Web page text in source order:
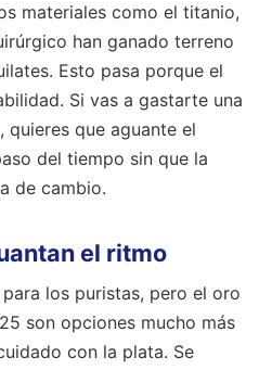
materiales como el titanio,
han ganado terreno
Esto pasa porque el
Si vas a gastarte una
quieres que aguante el
del tiempo sin que la
de cambio.
el ritmo
los puristas, pero el oro
son opciones mucho más
con la plata. Se